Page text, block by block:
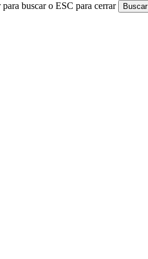
para buscar o ESC para cerrar Buscar